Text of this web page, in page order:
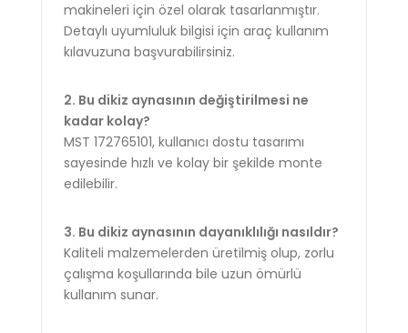
makineleri için özel olarak tasarlanmıştır.
Detaylı uyumluluk bilgisi için araç kullanım
kılavuzuna başvurabilirsiniz.
2. Bu dikiz aynasının değiştirilmesi ne
kadar kolay?
MST 172765101, kullanıcı dostu tasarımı
sayesinde hızlı ve kolay bir şekilde monte
edilebilir.
3. Bu dikiz aynasının dayanıklılığı nasıldır?
Kaliteli malzemelerden üretilmiş olup, zorlu
çalışma koşullarında bile uzun ömürlü
kullanım sunar.